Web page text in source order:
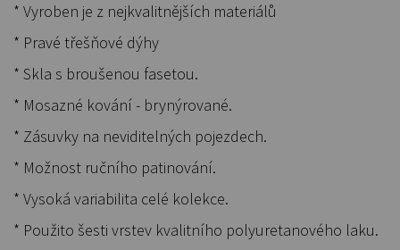
* Vyroben je z nejkvalitnějších materiálů
* Pravé třešňové dýhy
* Skla s broušenou fasetou.
* Mosazné kování - brynýrované.
* Zásuvky na neviditelných pojezdech.
* Možnost ručního patinování.
* Vysoká variabilita celé kolekce.
* Použito šesti vrstev kvalitního polyuretanového laku.